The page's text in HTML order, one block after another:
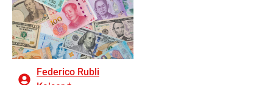
Federico Rubli